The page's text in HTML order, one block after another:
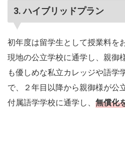
3. ハイブリッドプラン
初年度は留学生として授業料を
現地の公立学校に通学し、親御
も優しめな私立カレッジや語学
で、２年目以降から親御様が公
付属語学学校に通学し、 無償化